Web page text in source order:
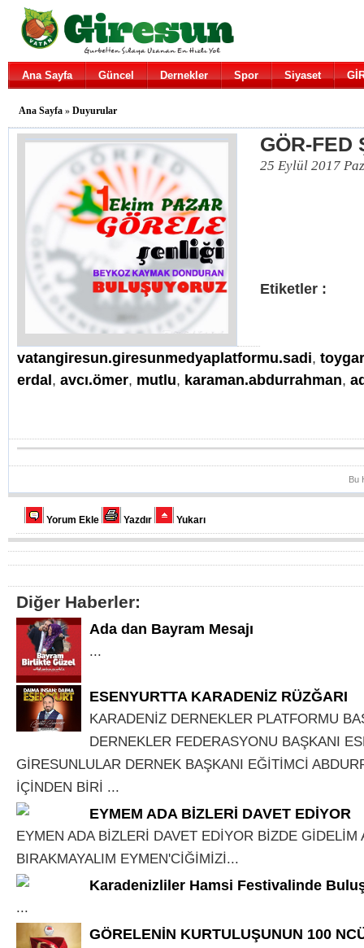
Ana Sayfa Güncel Dernekler Spor Siyaset
Ana Sayfa » Duyurular
GÖR-FED
25 Eylül 2017
Etiketler :
vatangiresun.giresunmedyaplatformu.sadi,
erdal, avcı.ömer, mutlu, karaman.abdurrahman,
Bu
Yorum Ekle Yazdır Yukarı
Diğer Haberler:
Ada dan Bayram Mesajı
...
ESENYURTTA KARADENİZ RÜZĞARI
KARADENİZ DERNEKLER PLATFORMU
DERNEKLER FEDERASYONU BAŞKANI
GİRESUNLULAR DERNEK BAŞKANI EĞİTİMCİ
İÇİNDEN BİRİ ...
EYMEM ADA BİZLERİ DAVET EDİYOR
EYMEN ADA BİZLERİ DAVET EDİYOR BİZDE GİDELİM
BIRAKMAYALIM EYMEN'CİĞİMİZİ...
Karadenizliler Hamsi Festivalinde
...
GÖRELENİN KURTULUŞUNUN 100